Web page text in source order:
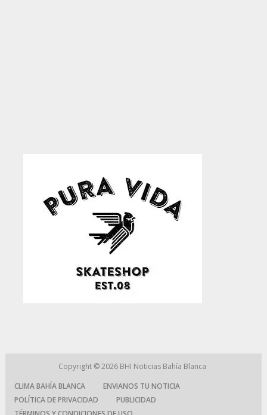
Copyright © 2026 BHI Noticias Bahía Blanca
CLIMA BAHÍA BLANCA
ENVIANOS TU NOTICIA
POLÍTICA DE PRIVACIDAD
PUBLICIDAD